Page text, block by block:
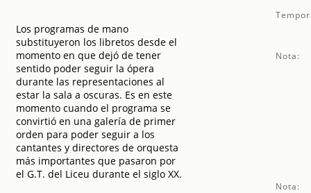
Los programas de mano
substituyeron los libretos desde el
momento en que dejó de tener
sentido poder seguir la ópera
durante las representaciones al
estar la sala a oscuras. Es en este
momento cuando el programa se
convirtió en una galería de primer
orden para poder seguir a los
cantantes y directores de orquesta
más importantes que pasaron por
el G.T. del Liceu durante el siglo XX.
Nota:
Nota: